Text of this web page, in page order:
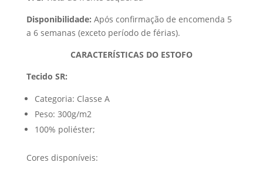
Disponibilidade: Após confirmação de encomenda 5
a 6 semanas (exceto período de férias).
CARACTERÍSTICAS DO ESTOFO
Tecido SR:
Categoria: Classe A
Peso: 300g/m2
100% poliéster;
Cores disponíveis: